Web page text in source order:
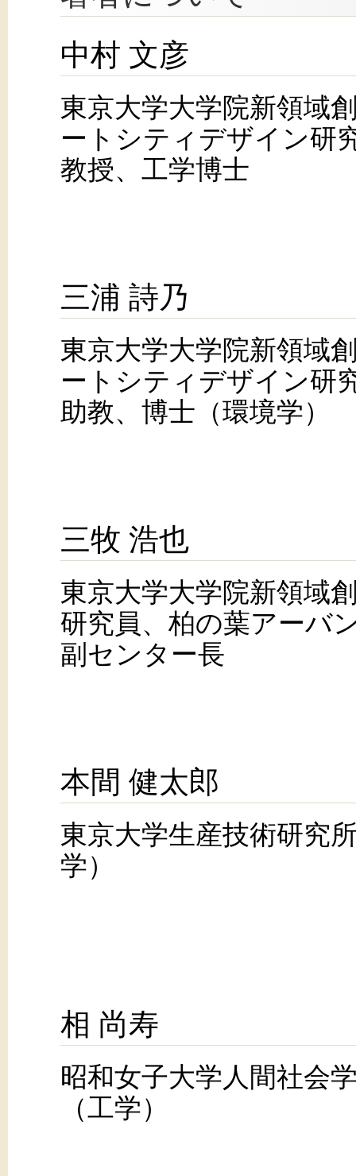
中村 文彦
東京大学大学院新領域
ートシティデザイン研
教授、工学博士
三浦 詩乃
東京大学大学院新領域
ートシティデザイン研
助教、博士（環境学）
三牧 浩也
東京大学大学院新領域
研究員、柏の葉アーバ
副センター長
本間 健太郎
東京大学生産技術研究
学）
相 尚寿
昭和女子大学人間社会
（工学）